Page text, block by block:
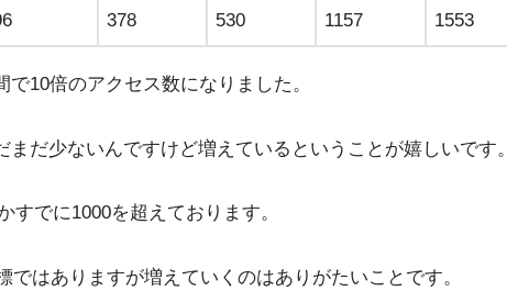
378 530 1157 1553
10倍のアクセス数になりました。
だ少ないんですけど増えているということが嬉しいです。
すでに1000を超えております。
ではありますが増えていくのはありがたいことです。